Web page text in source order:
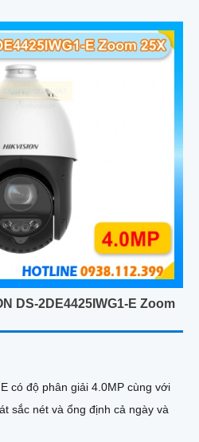
DS-2DE4425IWG1-E Zoom
có độ phân giải 4.0MP cùng với
sắc nét và ổng định cả ngày và